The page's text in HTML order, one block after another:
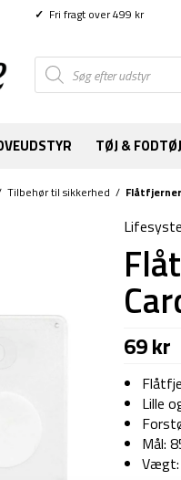
✓ Fri fragt over 499 kr
Products
search
TØJ & FODTØJ
Tilbehør til sikkerhed /
69kr
Lille
Mål: